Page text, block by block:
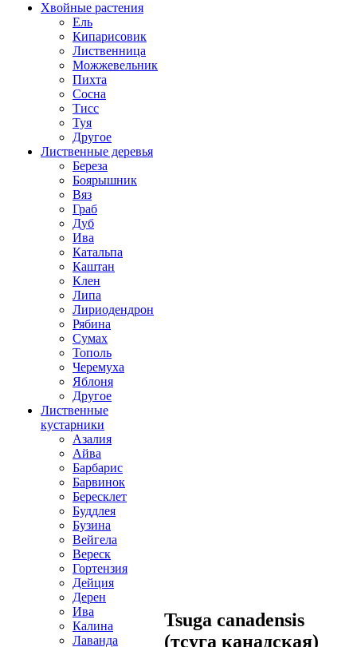
Хвойные растения
Ель
Кипарисовик
Лиственница
Можжевельник
Пихта
Сосна
Тисс
Туя
Другое
Лиственные деревья
Береза
Боярышник
Вяз
Граб
Дуб
Ива
Катальпа
Каштан
Клен
Липа
Лириодендрон
Рябина
Сумах
Тополь
Черемуха
Яблоня
Другое
Лиственные
кустарники
Азалия
Айва
Барбарис
Барвинок
Бересклет
Буддлея
Бузина
Вейгела
Вереск
Гортензия
Дейция
Дерен
Ива
Калина
Лаванда
Tsuga canadensis
(тсуга канадская)